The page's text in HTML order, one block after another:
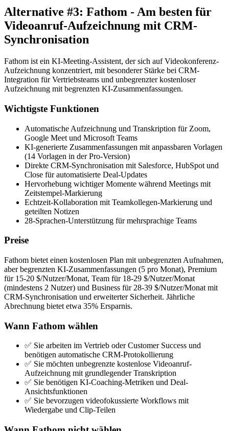
Alternative #3: Fathom - Am besten für
Videoanruf-Aufzeichnung mit CRM-
Synchronisation
Fathom ist ein KI-Meeting-Assistent, der sich auf Videokonferenz-
Aufzeichnung konzentriert, mit besonderer Stärke bei CRM-
Integration für Vertriebsteams und unbegrenzter kostenloser
Aufzeichnung mit begrenzten KI-Zusammenfassungen.
Wichtigste Funktionen
Automatische Aufzeichnung und Transkription für Zoom,
Google Meet und Microsoft Teams
KI-generierte Zusammenfassungen mit anpassbaren Vorlagen
(14 Vorlagen in der Pro-Version)
Direkte CRM-Synchronisation mit Salesforce, HubSpot und
Close für automatisierte Deal-Updates
Hervorhebung wichtiger Momente während Meetings mit
Zeitstempel-Markierung
Echtzeit-Kollaboration mit Teamkollegen-Markierung und
geteilten Notizen
28-Sprachen-Unterstützung für mehrsprachige Teams
Preise
Fathom bietet einen kostenlosen Plan mit unbegrenzten Aufnahmen,
aber begrenzten KI-Zusammenfassungen (5 pro Monat), Premium
für 15-20 $/Nutzer/Monat, Team für 18-29 $/Nutzer/Monat
(mindestens 2 Nutzer) und Business für 28-39 $/Nutzer/Monat mit
CRM-Synchronisation und erweiterter Sicherheit. Jährliche
Abrechnung bietet etwa 35% Ersparnis.
Wann Fathom wählen
✅ Sie arbeiten im Vertrieb oder Customer Success und
benötigen automatische CRM-Protokollierung
✅ Sie möchten unbegrenzte kostenlose Videoanruf-
Aufzeichnung mit grundlegender Transkription
✅ Sie benötigen KI-Coaching-Metriken und Deal-
Ansichtsfunktionen
✅ Sie bevorzugen videofokussierte Workflows mit
Wiedergabe und Clip-Teilen